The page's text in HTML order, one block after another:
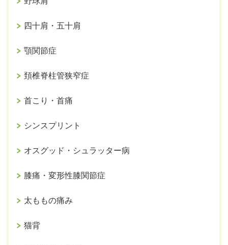
四十肩・五十肩
顎関節症
頚椎脊柱管狭窄症
首こり・首痛
シンスプリント
オスグッド・シュラッター病
膝痛・変形性膝関節症
太ももの痛み
猫背